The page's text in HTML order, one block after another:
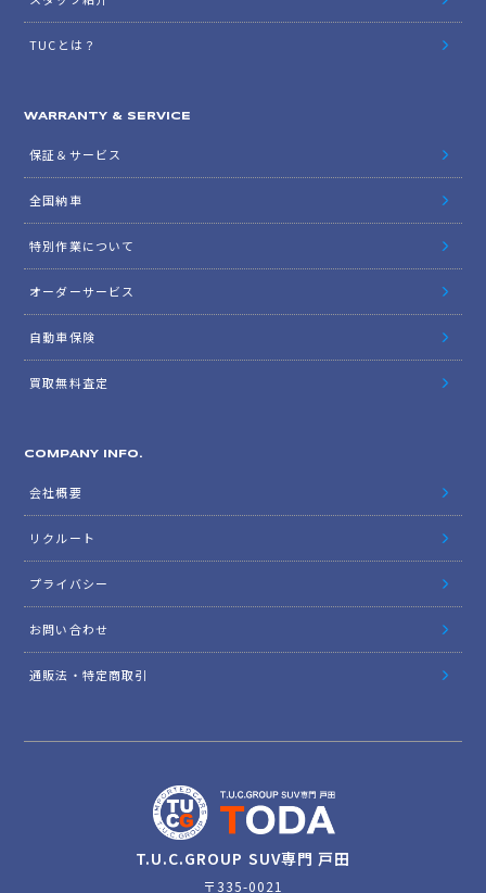
TUCとは？
WARRANTY & SERVICE
保証＆サービス
全国納車
特別作業について
オーダーサービス
自動車保険
買取無料査定
COMPANY INFO.
会社概要
リクルート
プライバシー
お問い合わせ
通販法・特定商取引
T.U.C.GROUP SUV専門 戸田
〒335-0021